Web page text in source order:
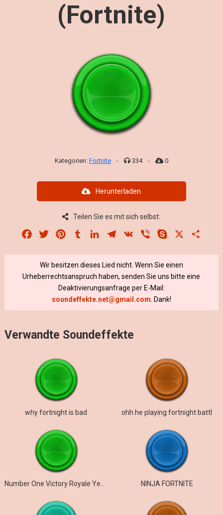
(Fortnite)
Kategorien: Fortnite - 334 - 0
Herunterladen
Teilen Sie es mit sich selbst:
Facebook
Twitter PinterestTumblrLinkedInTelegram
VK Viber Skype
Wir besitzen dieses Lied nicht. Wenn Sie einen
Urheberrechtsanspruch haben, senden Sie uns bitte eine
Deaktivierungsanfrage per E-Mail:
soundeffekte.net@gmail.com . Dank!
Verwandte Soundeffekte
why fortnight is bad ohh he playing fortnight battl
NINJA FORTNITE